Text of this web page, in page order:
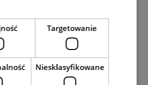
Na Turoldu
jaskinia ze
jeziorem, nad którym
się jak na dnie rafy
Targetowanie
Niesklasyfikowane